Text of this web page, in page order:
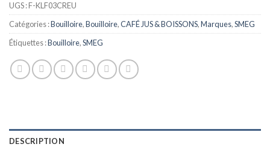
UGS :F-KLF03CREU
Catégories :Bouilloire,Bouilloire,CAFÉ JUS & BOISSONS,Marques,SMEG
Étiquettes :Bouilloire,SMEG
DESCRIPTION